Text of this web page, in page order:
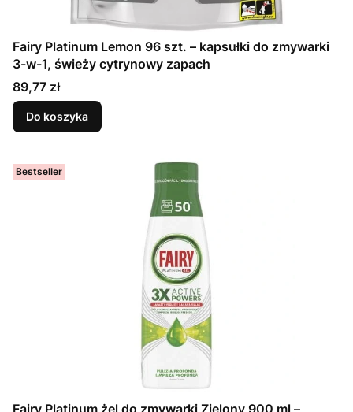
Fairy Platinum Lemon 96 szt. – kapsułki do zmywarki
3-w-1, świeży cytrynowy zapach
Cena
89,77 zł
Do koszyka
Bestseller
Fairy Platinum żel do zmywarki Zielony 900 ml –